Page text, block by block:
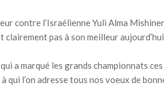
contre l’Israélienne Yuli Alma
clairement pas à son meilleur aujourd’hui
a marqué les grands championnats ces
qui l’on adresse tous nos voeux de